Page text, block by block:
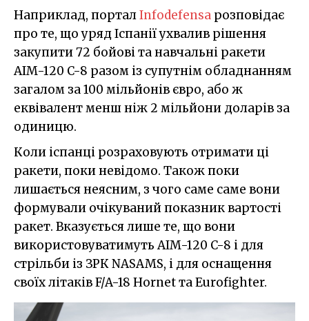
Наприклад, порталInfodefensa розповідає
про те, що уряд Іспанії ухвалив рішення
закупити 72 бойові та навчальні ракети
AIM-120 C-8 разом із супутнім обладнанням
загалом за 100 мільйонів євро, або ж
еквівалент менш ніж 2 мільйони доларів за
одиницю.
Коли іспанці розраховують отримати ці
ракети, поки невідомо. Також поки
лишається неясним, з чого саме саме вони
формували очікуваний показник вартості
ракет. Вказується лише те, що вони
використовуватимуть AIM-120 C-8 і для
стрільби із ЗРК NASAMS, і для оснащення
своїх літаків F/A-18 Hornet та Eurofighter.